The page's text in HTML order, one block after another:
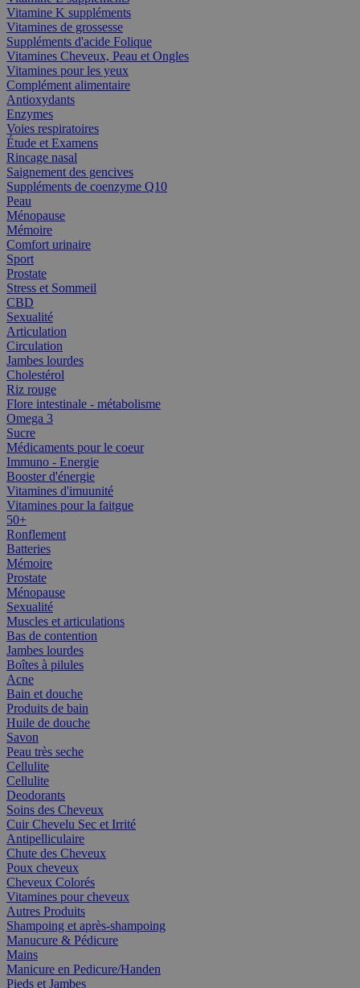
Vitamine K suppléments
Vitamines de grossesse
Suppléments d'acide Folique
Vitamines Cheveux, Peau et Ongles
Vitamines pour les yeux
Complément alimentaire
Antioxydants
Enzymes
Voies respiratoires
Étude et Examens
Rincage nasal
Saignement des gencives
Suppléments de coenzyme Q10
Peau
Ménopause
Mémoire
Comfort urinaire
Sport
Prostate
Stress et Sommeil
CBD
Sexualité
Articulation
Circulation
Jambes lourdes
Cholestérol
Riz rouge
Flore intestinale - métabolisme
Omega 3
Sucre
Médicaments pour le coeur
Immuno - Energie
Booster d'énergie
Vitamines d'imuunité
Vitamines pour la faitgue
50+
Ronflement
Batteries
Mémoire
Prostate
Ménopause
Sexualité
Muscles et articulations
Bas de contention
Jambes lourdes
Boîtes à pilules
Acne
Bain et douche
Produits de bain
Huile de douche
Savon
Peau très seche
Cellulite
Cellulite
Deodorants
Soins des Cheveux
Cuir Chevelu Sec et Irrité
Antipelliculaire
Chute des Cheveux
Poux cheveux
Cheveux Colorés
Vitamines pour cheveux
Autres Produits
Shampoing et après-shampoing
Manucure & Pédicure
Mains
Manicure en Pedicure/Handen
Pieds et Jambes